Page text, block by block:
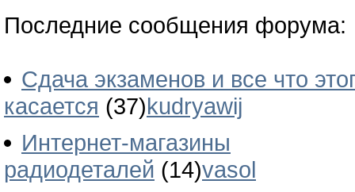
Последние сообщения форума:
Сдача экзаменов и все что
касается (37)kudryawij
Интернет-магазины
радиодеталей (14)vasol